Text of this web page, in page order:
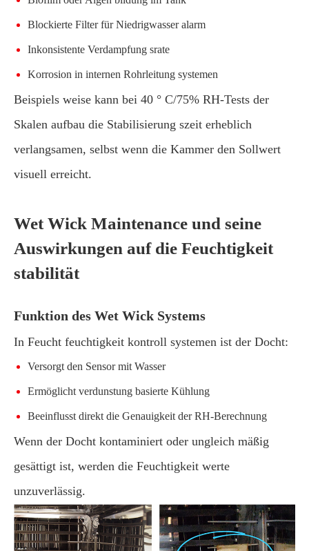
Blockierte Filter für Niedrigwasser alarm
Inkonsistente Verdampfung srate
Korrosion in internen Rohrleitung systemen
Beispiels weise kann bei 40 ° C/75% RH-Tests der
Skalen aufbau die Stabilisierung szeit erheblich
verlangsamen, selbst wenn die Kammer den Sollwert
visuell erreicht.
Wet Wick Maintenance und seine
Auswirkungen auf die Feuchtigkeit
stabilität
Funktion des Wet Wick Systems
In Feucht feuchtigkeit kontroll systemen ist der Docht:
Versorgt den Sensor mit Wasser
Ermöglicht verdunstung basierte Kühlung
Beeinflusst direkt die Genauigkeit der RH-Berechnung
Wenn der Docht kontaminiert oder ungleich mäßig
gesättigt ist, werden die Feuchtigkeit werte
unzuverlässig.